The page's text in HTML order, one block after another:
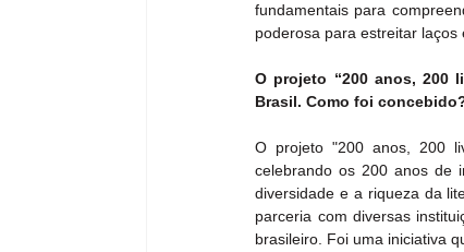
fundamentais para
poderosa para estreitar
O projeto “200 anos, 200
Brasil. Como foi
O projeto "200 anos, 200
celebrando os 200 anos de
diversidade e a riqueza da
parceria com diversas
brasileiro. Foi uma iniciativa